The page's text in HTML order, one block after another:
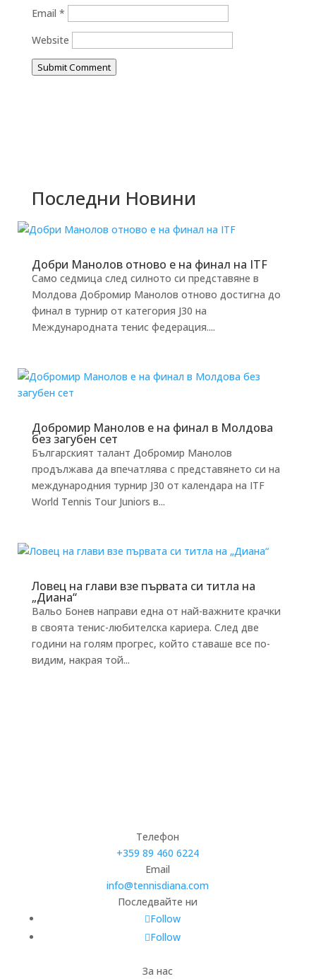
Email *
Website
Submit Comment
Последни Новини
Добри Манолов отново е на финал на ITF
Само седмица след силното си представяне в
Молдова Добромир Манолов отново достигна до
финал в турнир от категория J30 на
Международната тенис федерация....
Добромир Манолов е на финал в Молдова
без загубен сет
Българският талант Добромир Манолов
продължава да впечатлява с представянето си на
международния турнир J30 от календара на ITF
World Tennis Tour Juniors в...
Ловец на глави взе първата си титла на
„Диана“
Вальо Бонев направи една от най-важните крачки
в своята тенис-любителска кариера. След две
години на голям прогрес, който ставаше все по-
видим, накрая той...
Телефон
+359 89 460 6224­
Email
info@tennisdiana.com
Последвайте ни
Follow
Follow
За нас